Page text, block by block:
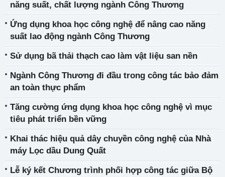
năng suất, chất lượng ngành Công Thương
Ứng dụng khoa học công nghệ để nâng cao năng
suất lao động ngành Công Thương
Sử dụng bã thải thạch cao làm vật liệu san nền
Ngành Công Thương đi đầu trong công tác bảo đảm
an toàn thực phẩm
Tăng cường ứng dụng khoa học công nghệ vì mục
tiêu phát triển bền vững
Khai thác hiệu quả dây chuyền công nghệ của Nhà
máy Lọc dầu Dung Quất
Lễ ký kết Chương trình phối hợp công tác giữa Bộ